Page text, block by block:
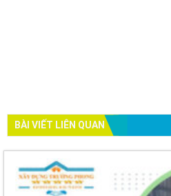
BÀI VIẾT LIÊN QUAN